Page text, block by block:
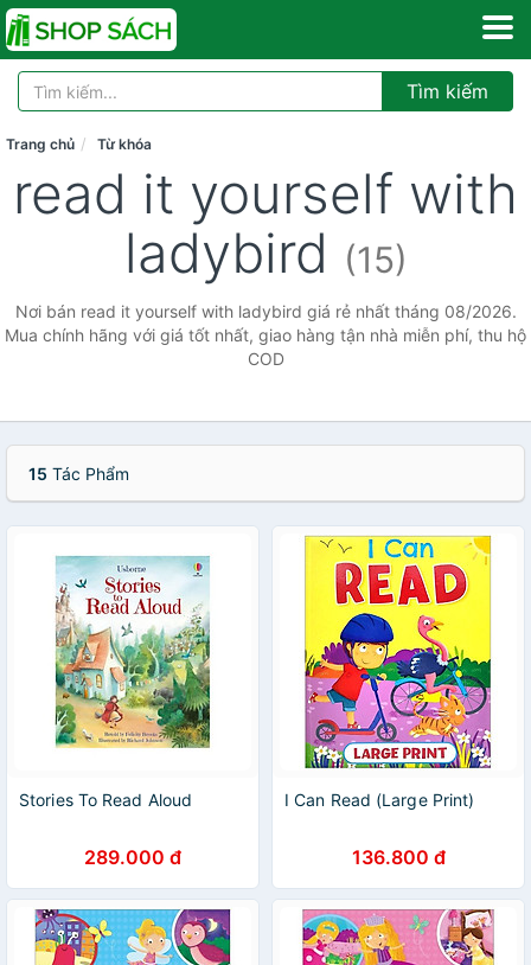
Tìm kiếm
Trang chủ Từ khóa
read it yourself with
ladybird (15)
Nơi bán read it yourself with ladybird giá rẻ nhất tháng 08/2026.
Mua chính hãng với giá tốt nhất, giao hàng tận nhà miễn phí, thu hộ
COD
15 Tác Phẩm
Stories To Read Aloud
289.000 đ
I Can Read (Large Print)
136.800 đ